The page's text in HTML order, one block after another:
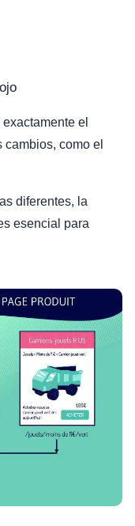
el
como el
diferentes, la
esencial para